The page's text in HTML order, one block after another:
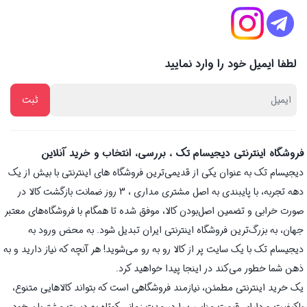
لطفا ایمیل خود را وارد نمایید
فروشگاه اینترنتی دیجیسام تک ، بررسی، انتخاب و خرید آنلاین
دیجیسام تک به عنوان یکی از قدیمی‌ترین فروشگاه های اینترنتی با بیش از یک
دهه تجربه، با پایبندی به اصل مشتری مداری ، 3 روز ضمانت بازگشت کالا در
صورت خرابی و تضمین اصل‌بودن کالا، موفق شده تا همگام با فروشگاه‌های معتبر
جهان، به بزرگ‌ترین فروشگاه اینترنتی ایران تبدیل شود. به محض ورود به
دیجیسام تک با یک سایت پر از کالا رو به رو می‌شوید! هر آنچه که نیاز دارید و به
ذهن شما خطور می‌کند در اینجا پیدا خواهید کرد.
یک خرید اینترنتی مطمئن، نیازمند فروشگاهی است که بتواند کالاهایی متنوع،